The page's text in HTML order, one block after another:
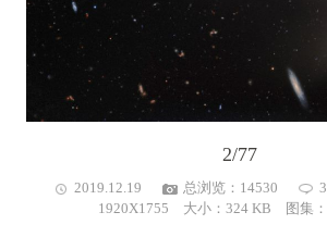
2/77
2019.12.19 总浏览：14530 3
1920X1755 大小：324 KB 图集：